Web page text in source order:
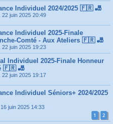
Individuel 2024/2025 🇫🇷 🎳
22 juin 2025 20:49
Individuel 2025-Finale
Comté - Aux Ateliers 🇫🇷 🎳
22 juin 2025 19:23
Individuel 2025-Finale Honneur
🇫🇷 🎳
22 juin 2025 19:17
Individuel Séniors+ 2024/2025
juin 2025 14:33
1 2